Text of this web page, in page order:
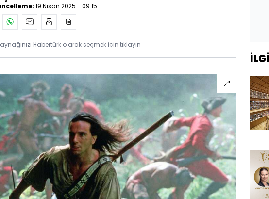
19 Nisan 2025 - 09:15
Habertürk olarak seçmek için tıklayın